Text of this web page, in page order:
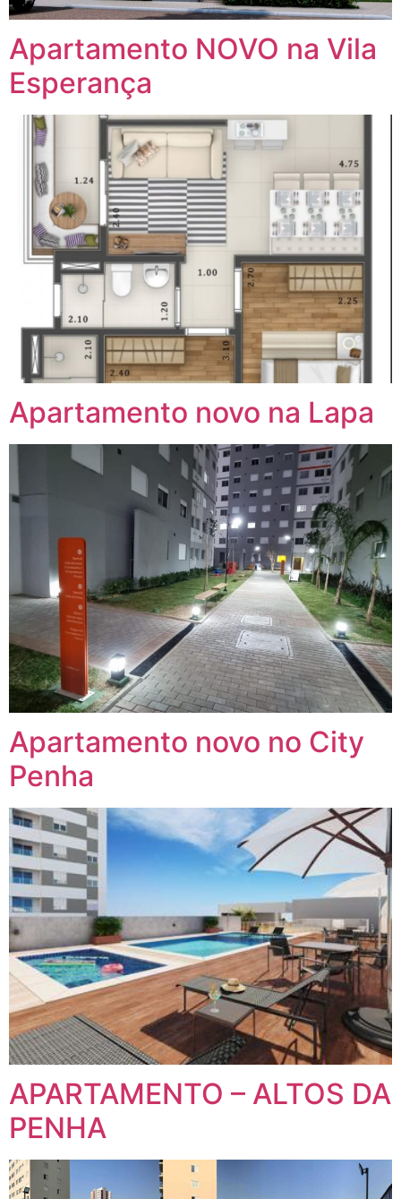
Apartamento NOVO na Vila
Esperança
Apartamento novo na Lapa
Apartamento novo no City
Penha
APARTAMENTO – ALTOS DA
PENHA